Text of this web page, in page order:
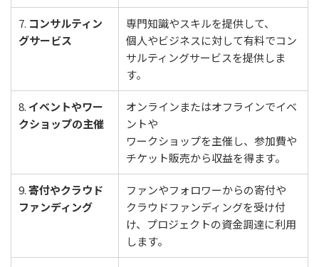
7. コンサルティン
グサービス
専門知識やスキルを提供して、
個人やビジネスに対して有料でコン
サルティングサービスを提供しま
す。
8. イベントやワー
クショップの主催
オンラインまたはオフラインでイベ
ントや
ワークショップを主催し、参加費や
チケット販売から収益を得ます。
9.寄付やクラウド
ファンディング
ファンやフォロワーからの寄付や
クラウドファンディングを受け付
け、プロジェクトの資金調達に利用
します。